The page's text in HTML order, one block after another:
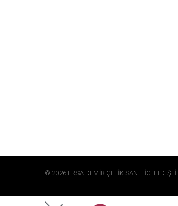
© 2026 ERSA DEMİR ÇELİK SAN. TİC. LTD. ŞTİ.